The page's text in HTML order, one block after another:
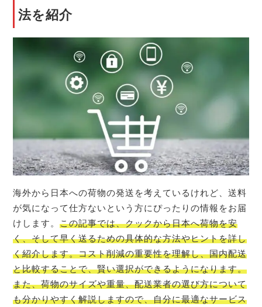
法を紹介
海外から日本への荷物の発送を考えているけれど、送料
が気になって仕方ないという方にぴったりの情報をお届
けします。この記事では、クックから日本へ荷物を安
く、そして早く送るための具体的な方法やヒントを詳し
く紹介します。コスト削減の重要性を理解し、国内配送
と比較することで、賢い選択ができるようになります。
また、荷物のサイズや重量、配送業者の選び方について
も分かりやすく解説しますので、自分に最適なサービス